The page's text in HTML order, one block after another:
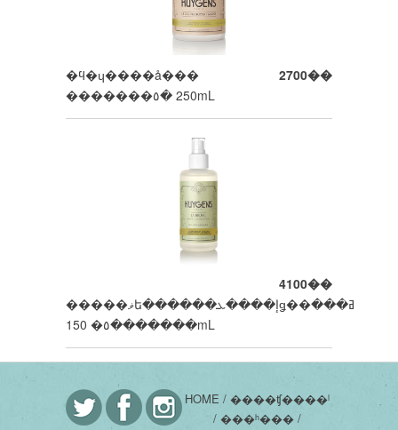
2700��
�ϥ�ɥ����å���
�������٥� 250mL
4100��
�����ޥե������إ����ܥǥ��ߥ���
�������٥� 150mL
HOME / ����ʧ����ˡ
/ ���ʰ��� /